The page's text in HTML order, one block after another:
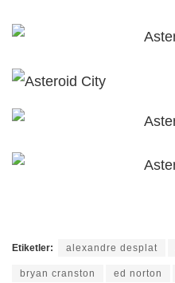
Etiketler: alexandre desplat
bryan cranston ed norton